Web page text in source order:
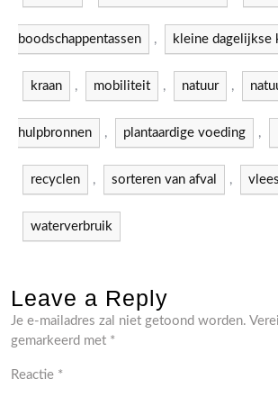
boodschappentassen , kleine dagelijkse
kraan , mobiliteit , natuur ,
hulpbronnen , plantaardige voeding ,
recyclen , sorteren van afval ,
waterverbruik
Leave a Reply
Je e-mailadres zal niet getoond worden.
gemarkeerd met *
Reactie *